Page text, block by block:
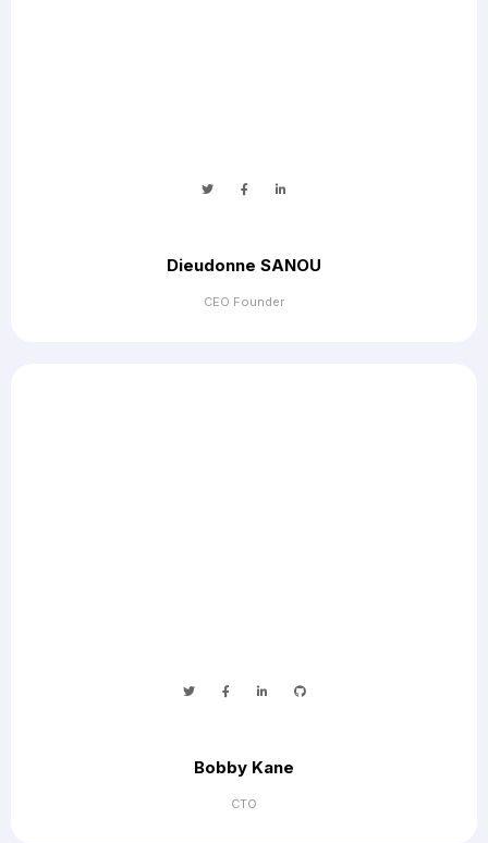
Dieudonne SANOU
CEO Founder
Bobby Kane
CTO